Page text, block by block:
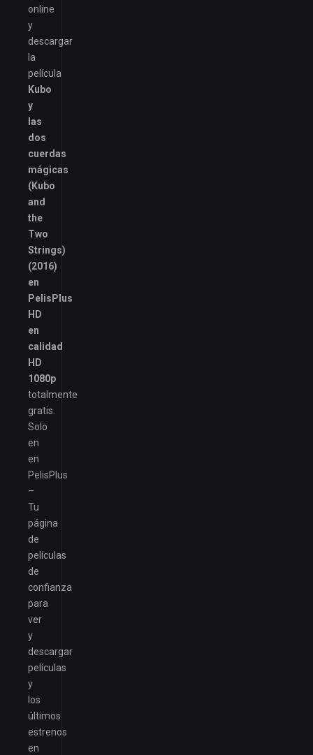
online
y
descargar
la
película
Kubo
y
las
dos
cuerdas
mágicas
(Kubo
and
the
Two
Strings)
(2016)
en
PelisPlus
HD
en
calidad
HD
1080p
totalmente
gratis.
Solo
en
en
PelisPlus
–
Tu
página
de
películas
de
confianza
para
ver
y
descargar
películas
y
los
últimos
estrenos
en